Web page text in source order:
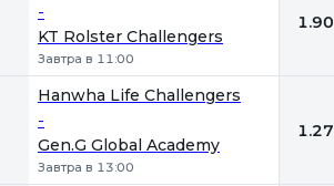
-
KT Rolster Challengers
Завтра в 11:00
1.90
Hanwha Life Challengers
-
Gen.G Global Academy
Завтра в 13:00
1.27